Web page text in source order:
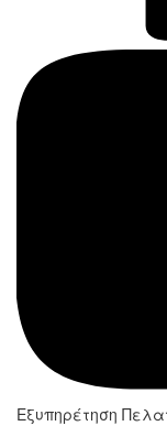
Εξυπηρέτηση